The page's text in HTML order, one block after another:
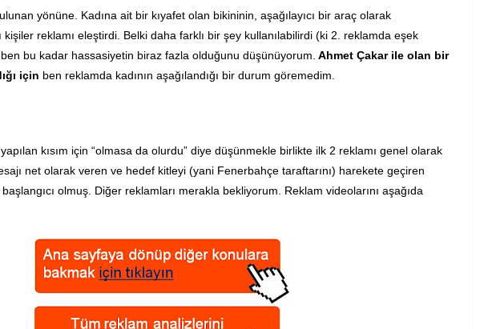
yönüne. Kadına ait bir kıyafet olan bikininin, aşağılayıcı bir araç olarak
kişiler reklamı eleştirdi. Belki daha farklı bir şey kullanılabilirdi (ki 2. reklamda eşek
ben bu kadar hassasiyetin biraz fazla olduğunu düşünüyorum. Ahmet Çakar ile olan bir
için ben reklamda kadının aşağılandığı bir durum göremedim.
kısım için “olmasa da olurdu” diye düşünmekle birlikte ilk 2 reklamı genel olarak
net olarak veren ve hedef kitleyi (yani Fenerbahçe taraftarını) harekete geçiren
olmuş. Diğer reklamları merakla bekliyorum. Reklam videolarını aşağıda